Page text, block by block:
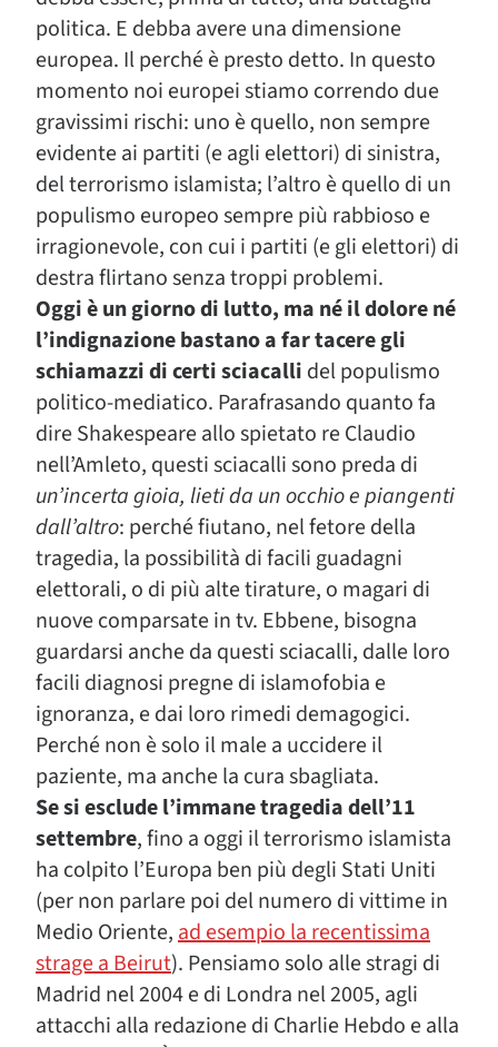
politica. E debba avere una dimensione
europea. Il perché è presto detto. In questo
momento noi europei stiamo correndo due
gravissimi rischi: uno è quello, non sempre
evidente ai partiti (e agli elettori) di sinistra,
del terrorismo islamista; l’altro è quello di un
populismo europeo sempre più rabbioso e
irragionevole, con cui i partiti (e gli elettori) di
destra flirtano senza troppi problemi.
Oggi è un giorno di lutto, ma né il dolore né
l’indignazione bastano a far tacere gli
schiamazzi di certi sciacalli del populismo
politico-mediatico. Parafrasando quanto fa
dire Shakespeare allo spietato re Claudio
nell’Amleto, questi sciacalli sono preda di
un’incerta gioia, lieti da un occhio e piangenti
dall’altro: perché fiutano, nel fetore della
tragedia, la possibilità di facili guadagni
elettorali, o di più alte tirature, o magari di
nuove comparsate in tv. Ebbene, bisogna
guardarsi anche da questi sciacalli, dalle loro
facili diagnosi pregne di islamofobia e
ignoranza, e dai loro rimedi demagogici.
Perché non è solo il male a uccidere il
paziente, ma anche la cura sbagliata.
Se si esclude l’immane tragedia dell’11
settembre, fino a oggi il terrorismo islamista
ha colpito l’Europa ben più degli Stati Uniti
(per non parlare poi del numero di vittime in
Medio Oriente,ad esempio la recentissima
strage a Beirut). Pensiamo solo alle stragi di
Madrid nel 2004 e di Londra nel 2005, agli
attacchi alla redazione di Charlie Hebdo e alla